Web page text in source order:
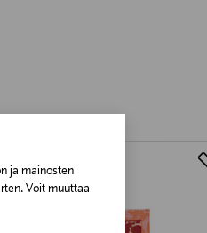
ja mainosten
Voit muuttaa
saatavilla valittuun osoitteeseen.